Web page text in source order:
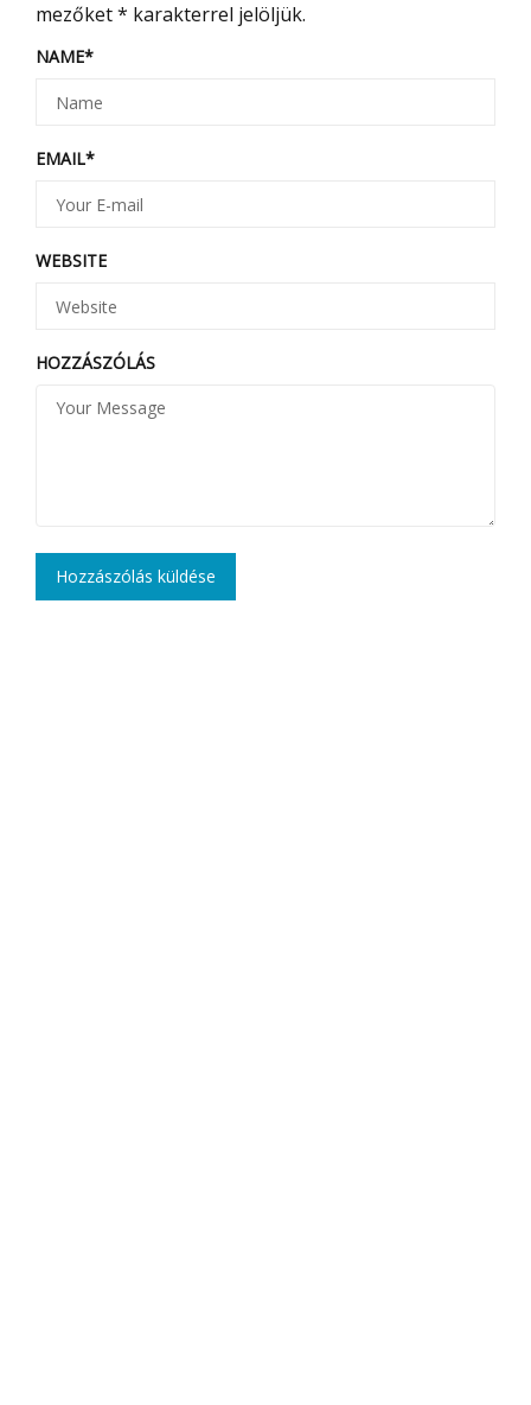
mezőket* karakterrel jelöljük.
NAME*
EMAIL*
WEBSITE
HOZZÁSZÓLÁS